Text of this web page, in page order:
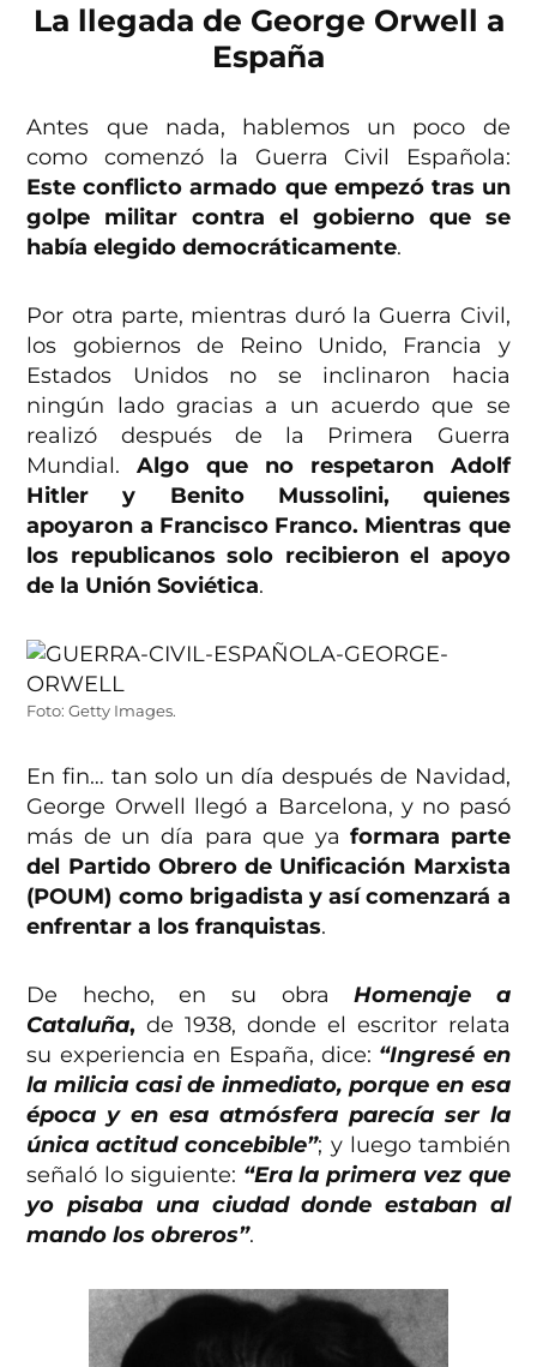
La llegada de George Orwell a
España
Antes que nada, hablemos un poco de
como comenzó la Guerra Civil Española:
Este conflicto armado que empezó tras un
golpe militar contra el gobierno que se
había elegido democráticamente.
Por otra parte, mientras duró la Guerra Civil,
los gobiernos de Reino Unido, Francia y
Estados Unidos no se inclinaron hacia
ningún lado gracias a un acuerdo que se
realizó después de la Primera Guerra
Mundial.Algo que no respetaron Adolf
Hitler y Benito Mussolini, quienes
apoyaron a Francisco Franco. Mientras que
los republicanos solo recibieron el apoyo
de la Unión Soviética.
Foto: Getty Images.
En fin… tan solo un día después de Navidad,
George Orwell llegó a Barcelona, y no pasó
más de un día para que ya formara parte
del Partido Obrero de Unificación Marxista
(POUM) como brigadista y así comenzará a
enfrentar a los franquistas.
De hecho, en su obraHomenaje a
Cataluña, de 1938, donde el escritor relata
su experiencia en España, dice: “Ingresé en
la milicia casi de inmediato, porque en esa
época y en esa atmósfera parecía ser la
única actitud concebible”; y luego también
señaló lo siguiente: “Era la primera vez que
yo pisaba una ciudad donde estaban al
mando los obreros”.